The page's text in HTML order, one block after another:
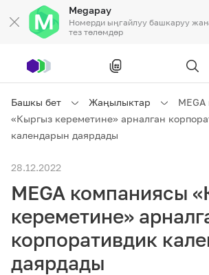
Megapay
Номерди ыңгайлуу башкаруу
тез төлөмдөр
Жеке кардарларга
Байланыш
Тарифтер Акциялар
Башкы бет Жаңылыктар
«Кыргыз кереметине» арналган
календарын даярдады
28.12.2022
MEGA компаниясы
кереметине»
корпоративдик
даярдады